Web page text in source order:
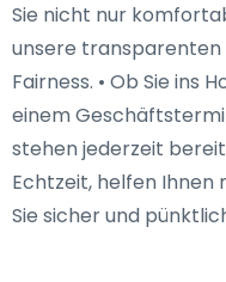
Sie nicht nur
unsere
Fairness. • Ob Sie ins
einem
stehen jederzeit
Echtzeit, helfen
Sie sicher und